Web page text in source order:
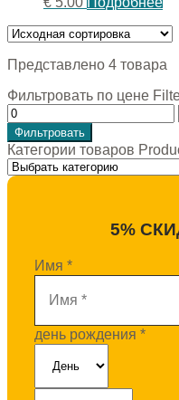
Представлено 4 товара
Фильтровать по цене
Фильтровать
Категории товаров
5%
Имя *
день рождения *